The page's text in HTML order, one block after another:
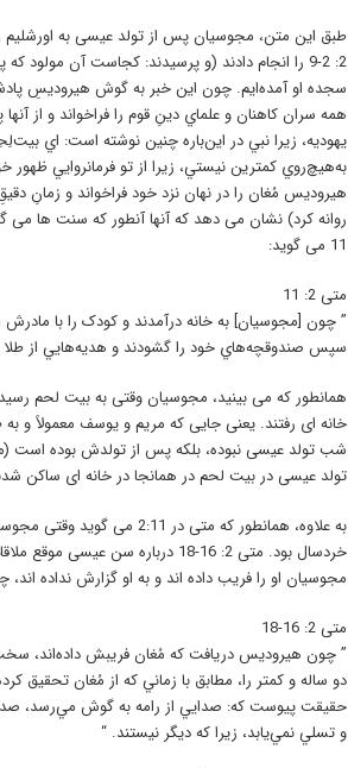
طبق این متن، مجوسیان پس از تولد عیسی به اورشلیم
2: 2-9 را انجام دادند (و پرسيدند: کجاست آن مولود
سجده او آمده‌ايم. چون اين خبر به گوش هيروديسِ
همه سران کاهنان و علماي دينِ قوم را فراخواند و از
يهوديه، زيرا نبي در اين‌‌باره چنين نوشته است: اي
به‌هيچ‌روي کمترين نيستي، زيرا از تو فرمانروايي
هيروديس مُغان را در نهان نزد خود فراخواند و زمانِ
11 می گوید:
متی 2: 11
” چون [مجوسیان] به خانه در‌‌آمدند و کودک را با
سپس صندوقچه‌هاي خود را گشودند و هديه‌هايي از
همانطور که می بینید، مجوسیان وقتی به بیت لحم
خانه ای رفتند. یعنی جایی که مریم و یوسف
تولد عیسی در بیت لحم در همانجا در خانه ای ساکن
به علاوه، همانطور که متی
خردسال بود. متی 2: 16-18 درباره
مجوسیان او را فریب داده اند و به او گزارش نداده اند،
متی 2: 16-18
” چون هيروديس دريافت که مُغان فريبش داده‌اند،
دو ساله و کمتر را، مطابق با زماني که از مُغان تحقيق
حقيقت پيوست که: صدايي از رامه به گوش مي‌رسد،
و تسلي نمي‌يابد، زيرا که ديگر نيستند. “